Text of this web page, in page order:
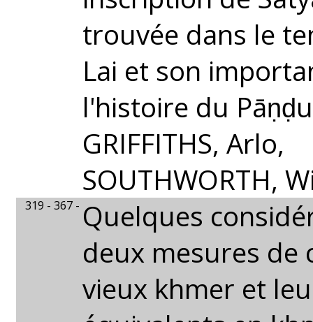
trouvée dans le
Lai et son
l'histoire du
GRIFFITHS, Arlo,
SOUTHWORTH,
319 - 367 - Quelques
deux mesures de
vieux khmer et